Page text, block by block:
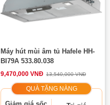
Máy hút mùi âm tủ Hafele HH-
BI79A 533.80.038
9,470,000 VNĐ 13,540,000 VNĐ
QUÀ TẶNG NÀNG